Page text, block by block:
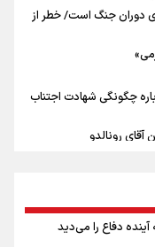
دوران جنگ است/ خطر از
چگونگی شهادت اجتناب
دایی نداشت/
دفاع را می‌دید